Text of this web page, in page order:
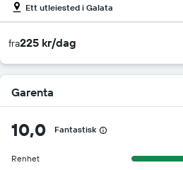
Ett utleiested i Galata
fra225 kr/dag
Garenta
10,0 Fantastisk
Renhet